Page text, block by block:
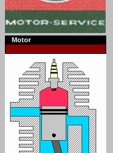
Motor